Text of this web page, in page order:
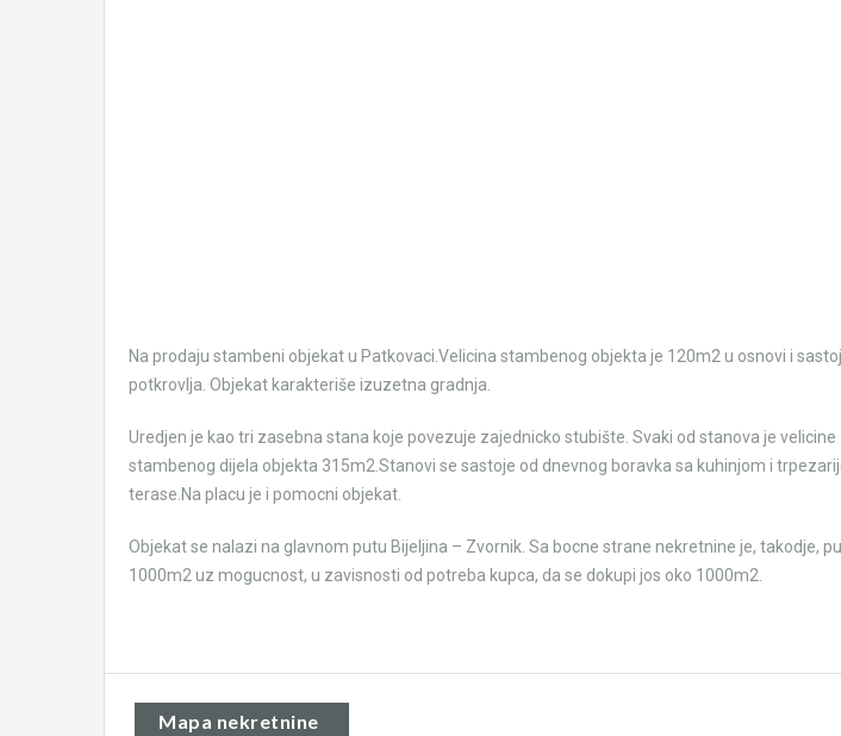
Na prodaju stambeni objekat u Patkovaci.Velicina stambenog objekta je 120m2 u osnovi i
potkrovlja. Objekat karakteriše izuzetna gradnja.
Uredjen je kao tri zasebna stana koje povezuje zajednicko stubište. Svaki od stanova je
stambenog dijela objekta 315m2.Stanovi se sastoje od dnevnog boravka sa kuhinjom i
terase.Na placu je i pomocni objekat.
Objekat se nalazi na glavnom putu Bijeljina – Zvornik. Sa bocne strane nekretnine je, takodje,
1000m2 uz mogucnost, u zavisnosti od potreba kupca, da se dokupi jos oko 1000m2.
Mapa nekretnine